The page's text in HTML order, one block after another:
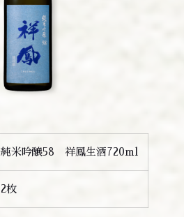
純米吟醸58 祥鳳生酒720ml
2枚